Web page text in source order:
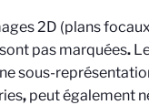
2D (plans
pas marquées.
sous-
, peut également